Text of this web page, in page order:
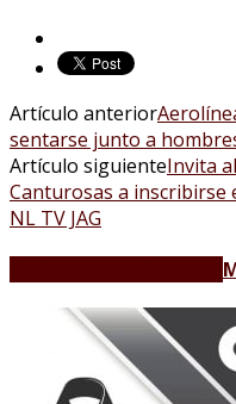
Artículo anterior
sentarse junto a
Artículo siguienteInvita
Canturosas a inscribirse
NL TV JAG